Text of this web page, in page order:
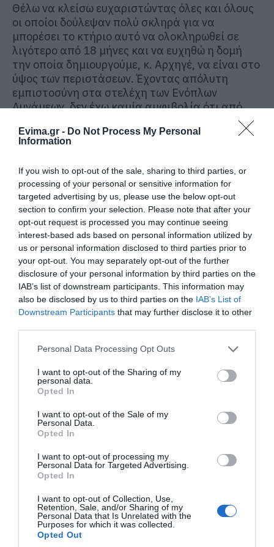
Evima.gr - Do Not Process My Personal
Information
If you wish to opt-out of the sale, sharing to third parties, or
processing of your personal or sensitive information for
targeted advertising by us, please use the below opt-out
section to confirm your selection. Please note that after your
opt-out request is processed you may continue seeing
interest-based ads based on personal information utilized by
us or personal information disclosed to third parties prior to
your opt-out. You may separately opt-out of the further
disclosure of your personal information by third parties on the
IAB’s list of downstream participants. This information may
also be disclosed by us to third parties on the IAB’s List of
Downstream Participants that may further disclose it to other
Please note that this website/app uses one or more Google
not limited to your visit or usage behaviour. You may click to
grant or deny consent to Google and its third-party tags to
use your data for below specified purposes in below Google
consent section.
Personal Data Processing Opt Outs
I want to opt-out of the Sharing of my
personal data.
Opted In
I want to opt-out of the Sale of my
Personal Data.
Opted In
I want to opt-out of processing my
Personal Data for Targeted Advertising.
Opted In
I want to opt-out of Collection, Use,
Retention, Sale, and/or Sharing of my
Personal Data that Is Unrelated with the
Purposes for which it was collected.
Opted Out
Θέλω να κλείσω ευχαριστώντας όλες και όλους
οι οποίοι δούλεψαν πολύ σκληρά για να
μπορέσει το κτήριο αυτό να ολοκληρωθεί σε
λιγότερο από 18 μήνες και να ευχηθώ η δομή
την οποία δημιουργούμε, κ. Αρχηγέ, να είναι στο
ύψος των περιστάσεων. Έχοντας απόλυτη
εμπιστοσύνη στα στελέχη των Ενόπλων
Δυνάμεων, δεν έχω καμία αμφιβολία ότι από
ασφαλής, ειδικά στον ευαίσθητο χώρο του
κυβερνοχώρου.
Καλοτάξιδο, λοιπόν, το καινούργιο κτήριο.
Σας ευχαριστώ πολύ.